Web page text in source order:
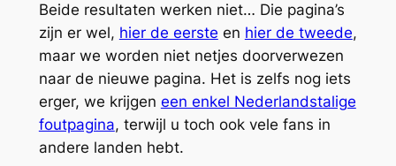
Beide resultaten werken niet… Die pagina’s
zijn er wel, hier de eerste en hier de tweede,
maar we worden niet netjes doorverwezen
naar de nieuwe pagina. Het is zelfs nog iets
erger, we krijgen een enkel Nederlandstalige
foutpagina, terwijl u toch ook vele fans in
andere landen hebt.